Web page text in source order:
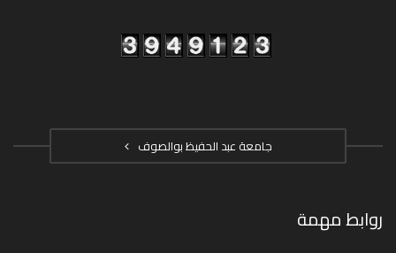
جامعة عبد الحفيظ بوالصوف
روابط مهمة